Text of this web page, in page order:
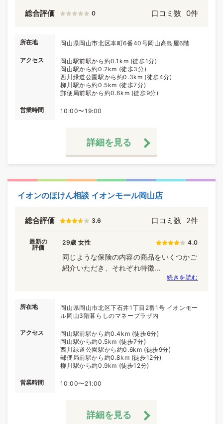
総合評価 0 口コミ数 0件
所在地 岡山県岡山市北区本町6番40号岡山高島屋6階
アクセス
岡山駅前駅から約0.1km (徒歩1分)
岡山駅から約0.2km (徒歩3分)
西川緑道公園駅から約0.3km (徒歩4分)
柳川駅から約0.5km (徒歩7分)
郵便局前駅から約0.6km (徒歩9分)
営業時間 10:00〜19:00
詳細を見る
イオンのほけん相談 イオンモール岡山店
総合評価 3.6 口コミ数 2件
最新の
評価
29歳 女性 4.0
同じような保険の内容の商品をいくつかご
紹介いただき、それぞれ特徴...
続きを読む
所在地
岡山県岡山市北区下石井1丁目2番1号 イオンモー
ル岡山3階暮らしのマネープラザ内
アクセス
岡山駅前駅から約0.4km (徒歩6分)
岡山駅から約0.5km (徒歩7分)
西川緑道公園駅から約0.6km (徒歩9分)
郵便局前駅から約0.8km (徒歩12分)
柳川駅から約0.9km (徒歩12分)
営業時間 10:00〜21:00
詳細を見る